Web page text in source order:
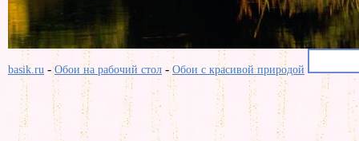
basik.ru -Обои на рабочий стол -Обои с красивой природой